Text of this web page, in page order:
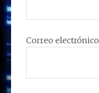
Correo electrónico